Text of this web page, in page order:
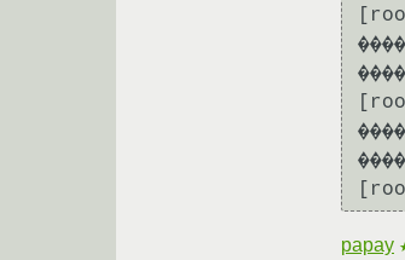
papay